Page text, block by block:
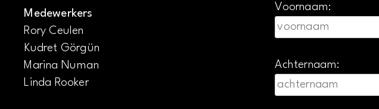
Medewerkers
Rory Ceulen
Kudret Görgün
Marina Numan
Linda Rooker
Voornaam:
Achternaam: